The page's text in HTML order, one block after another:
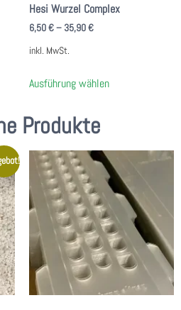
Hesi Wurzel Complex
6,50€– 35,90€
inkl. MwSt.
Ausführung wählen
Produkte